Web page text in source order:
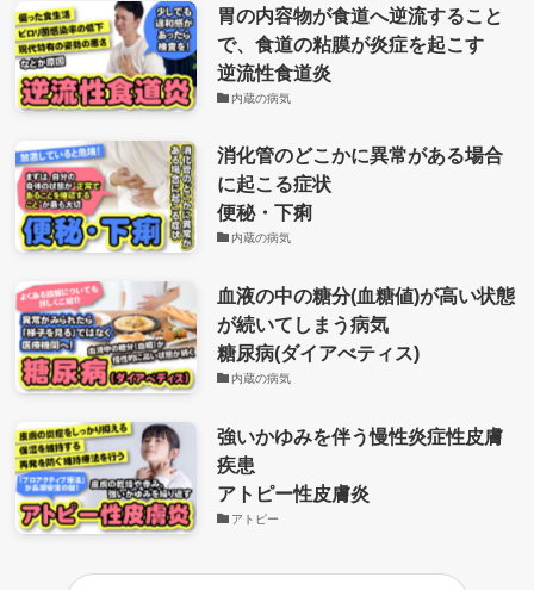
胃の内容物が食道へ逆流すること
で、食道の粘膜が炎症を起こす
逆流性食道炎
内蔵の病気
消化管のどこかに異常がある場合
に起こる症状
便秘・下痢
内蔵の病気
血液の中の糖分(血糖値)が高い状態
が続いてしまう病気
糖尿病(ダイアべティス)
内蔵の病気
強いかゆみを伴う慢性炎症性皮膚
疾患
アトピー性皮膚炎
アトピー